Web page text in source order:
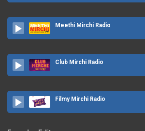
Meethi Mirchi Radio
Club Mirchi Radio
Filmy Mirchi Radio